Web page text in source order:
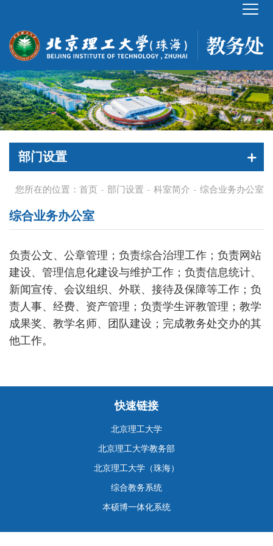
部门设置
您所在的位置： 首页 - 部门设置 - 科室简介 - 综合业务办公室
综合业务办公室
负责公文、公章管理；负责综合治理工作；负责网站
建设、管理信息化建设与维护工作；负责信息统计、
新闻宣传、会议组织、外联、接待及保障等工作；负
责人事、经费、资产管理；负责学生评教管理；教学
成果奖、教学名师、团队建设；完成教务处交办的其
他工作。
快速链接
北京理工大学
北京理工大学教务部
北京理工大学（珠海）
综合教务系统
本硕博一体化系统